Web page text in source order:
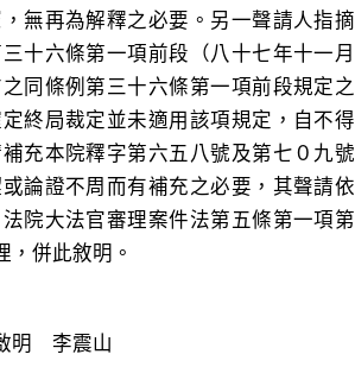
無再為解釋之必要。另一聲請人指摘
十六條第一項前段（八十七年十一月
同條例第三十六條第一項前段規定之
終局裁定並未適用該項規定，自不得
充本院釋字第六五八號及第七０九號
論證不周而有補充之必要，其聲請依
院大法官審理案件法第五條第一項第